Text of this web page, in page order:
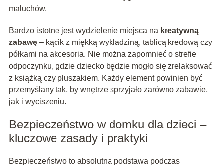
maluchów.
Bardzo istotne jest wydzielenie miejsca na kreatywną
zabawę– kącik z miękką wykładziną, tablicą kredową czy
półkami na akcesoria. Nie można zapomnieć o strefie
odpoczynku, gdzie dziecko będzie mogło się zrelaksować
z książką czy pluszakiem. Każdy element powinien być
przemyślany tak, by wnętrze sprzyjało zarówno zabawie,
jak i wyciszeniu.
Bezpieczeństwo w domku dla dzieci –
kluczowe zasady i praktyki
Bezpieczeństwo to absolutna podstawa podczas